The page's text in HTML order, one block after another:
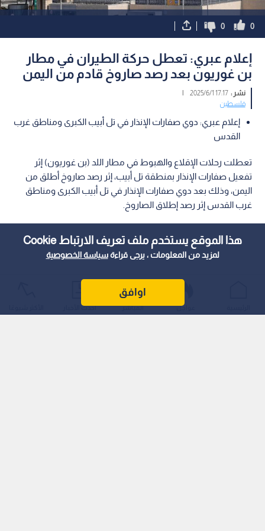
هذا الموقع يستخدم ملف تعريف الارتباط Cookie
لمزيد من المعلومات ، يرجى قراءةسياسة الخصوصية
اوافق
0
0
إعلام عبري: تعطل حركة الطيران في مطار
بن غوريون بعد رصد صاروخ قادم من اليمن
نشر :17:17 2025/6/1
|
فلسطين
إعلام عبري: دوي صفارات الإنذار في تل أبيب الكبرى ومناطق غرب
القدس
تعطلت رحلات الإقلاع والهبوط في مطار اللد (بن غوريون) إثر
تفعيل صفارات الإنذار بمنطقة تل أبيب، إثر رصد صاروخ أطلق من
اليمن، وذلك بعد دوي صفارات الإنذار في تل أبيب الكبرى ومناطق
غرب القدس إثر رصد إطلاق الصاروخ.
عواجل المباشر أحدث الأخبار